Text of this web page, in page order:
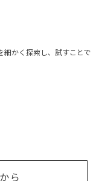
細かく探索し、試すことで
ら